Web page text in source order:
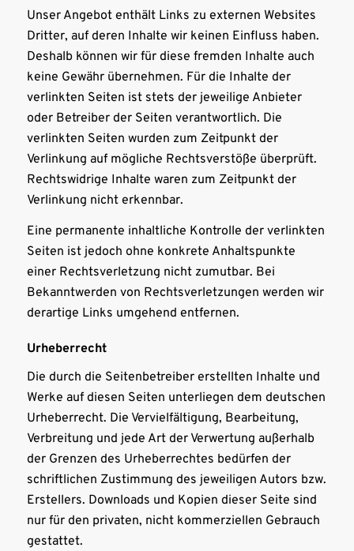
Unser Angebot enthält Links zu externen Websites
Dritter, auf deren Inhalte wir keinen Einfluss haben.
Deshalb können wir für diese fremden Inhalte auch
keine Gewähr übernehmen. Für die Inhalte der
verlinkten Seiten ist stets der jeweilige Anbieter
oder Betreiber der Seiten verantwortlich. Die
verlinkten Seiten wurden zum Zeitpunkt der
Verlinkung auf mögliche Rechtsverstöße überprüft.
Rechtswidrige Inhalte waren zum Zeitpunkt der
Verlinkung nicht erkennbar.
Eine permanente inhaltliche Kontrolle der verlinkten
Seiten ist jedoch ohne konkrete Anhaltspunkte
einer Rechtsverletzung nicht zumutbar. Bei
Bekanntwerden von Rechtsverletzungen werden wir
derartige Links umgehend entfernen.
Urheberrecht
Die durch die Seitenbetreiber erstellten Inhalte und
Werke auf diesen Seiten unterliegen dem deutschen
Urheberrecht. Die Vervielfältigung, Bearbeitung,
Verbreitung und jede Art der Verwertung außerhalb
der Grenzen des Urheberrechtes bedürfen der
schriftlichen Zustimmung des jeweiligen Autors bzw.
Erstellers. Downloads und Kopien dieser Seite sind
nur für den privaten, nicht kommerziellen Gebrauch
gestattet.